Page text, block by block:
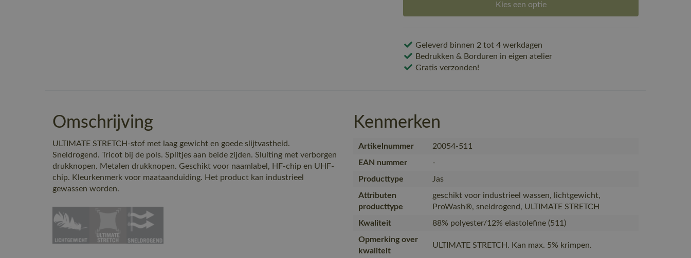
Kies een optie
Geleverd binnen 2 tot 4 werkdagen
Bedrukken & Borduren in eigen atelier
Gratis verzonden!
Omschrijving
ULTIMATE STRETCH-stof met laag gewicht en goede slijtvastheid.
Sneldrogend. Tricot bij de pols. Splitjes aan beide zijden. Sluiting met verborgen
drukknopen. Metalen drukknopen. Geschikt voor naamlabel, HF-chip en UHF-
chip. Kleurkenmerk voor maataanduiding. Het product kan industrieel
gewassen worden.
Kenmerken
Artikelnummer
20054-511
EAN nummer
-
Producttype
Jas
Attributen
producttype
geschikt voor industrieel wassen, lichtgewicht,
ProWash®, sneldrogend, ULTIMATE STRETCH
Kwaliteit
88% polyester/12% elastolefine (511)
Opmerking over
kwaliteit
ULTIMATE STRETCH. Kan max. 5% krimpen.